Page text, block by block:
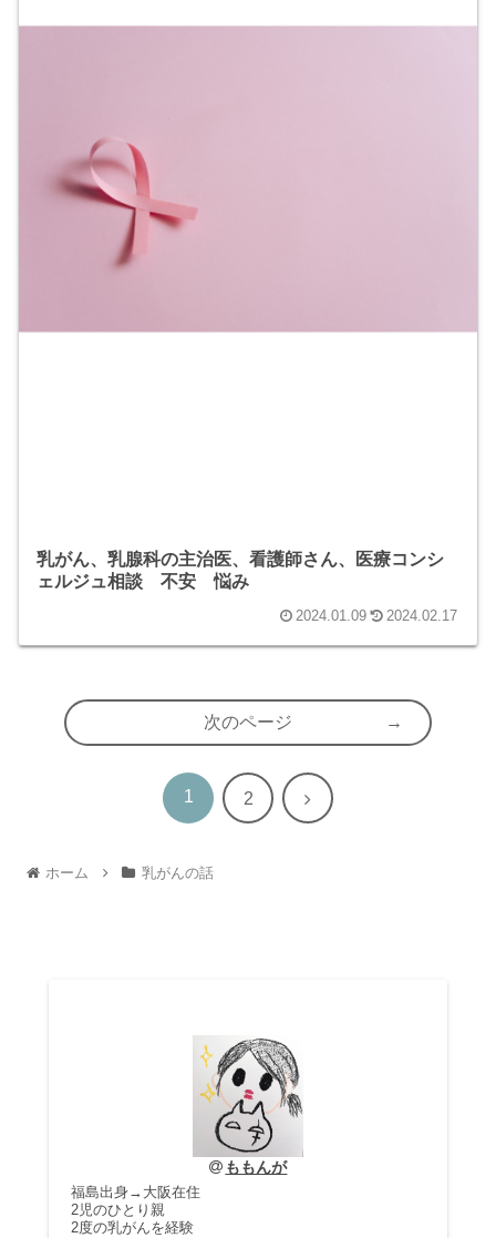
乳がん、乳腺科の主治医、看護師さん、医療コンシ
ェルジュ相談 不安 悩み
2024.01.09 2024.02.17
次のページ
1 2 次
ホーム 乳がんの話
ももんが
福島出身→大阪在住
2児のひとり親
2度の乳がんを経験